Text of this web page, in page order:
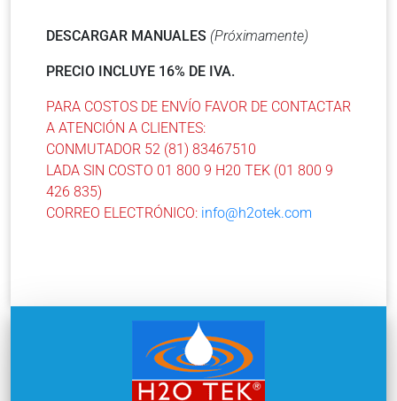
DESCARGAR MANUALES (Próximamente)
PRECIO INCLUYE 16% DE IVA.
PARA COSTOS DE ENVÍO FAVOR DE CONTACTAR
A ATENCIÓN A CLIENTES:
CONMUTADOR 52 (81) 83467510
LADA SIN COSTO 01 800 9 H20 TEK (01 800 9
426 835)
CORREO ELECTRÓNICO: info@h2otek.com